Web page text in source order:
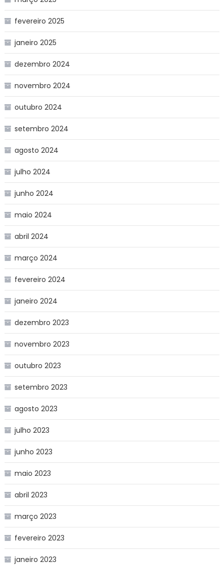
fevereiro 2025
janeiro 2025
dezembro 2024
novembro 2024
outubro 2024
setembro 2024
agosto 2024
julho 2024
junho 2024
maio 2024
abril 2024
março 2024
fevereiro 2024
janeiro 2024
dezembro 2023
novembro 2023
outubro 2023
setembro 2023
agosto 2023
julho 2023
junho 2023
maio 2023
abril 2023
março 2023
fevereiro 2023
janeiro 2023